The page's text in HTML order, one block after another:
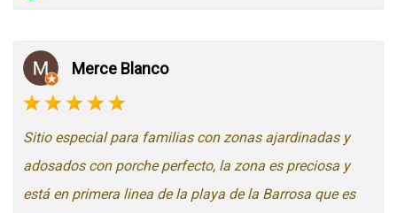
Merce Blanco
Sitio especial para familias con zonas ajardinadas y
adosados con porche perfecto, la zona es preciosa y
está en primera linea de la playa de la Barrosa que es